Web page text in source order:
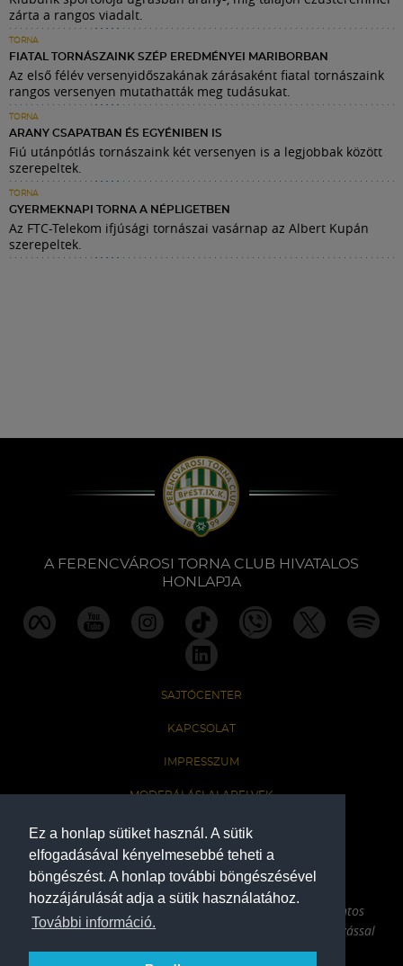
Ez a honlap sütiket használ. A sütik
elfogadásával kényelmesebbé teheti a
böngészést. A honlap további böngészésével
hozzájárulását adja a sütik használatához.
További információ.
zárta a rangos viadalt.
TORNA
FIATAL TORNÁSZAINK SZÉP EREDMÉNYEI MARIBORBAN
Az első félév versenyidőszakának zárásaként fiatal tornászaink
rangos versenyen mutathatták meg tudásukat.
TORNA
ARANY CSAPATBAN ÉS EGYÉNIBEN IS
Fiú utánpótlás tornászaink két versenyen is a legjobbak között
szerepeltek.
TORNA
GYERMEKNAPI TORNA A NÉPLIGETBEN
Az FTC-Telekom ifjúsági tornászai vasárnap az Albert Kupán
szerepeltek.
A FERENCVÁROSI TORNA CLUB HIVATALOS
HONLAPJA
SAJTÓCENTER
KAPCSOLAT
IMPRESSZUM
MODERÁLÁSI ALAPELVEK
HONLAP ADATKEZELÉSI TÁJÉKOZTATÓ
A Ferencvárosi Torna Club hivatalos honlapja
Az oldalon található írott és képi anyagok csak a forrás pontos
megjelölésével, internetes felhasználás esetén aktív hivatkozással
használhatóak fel.